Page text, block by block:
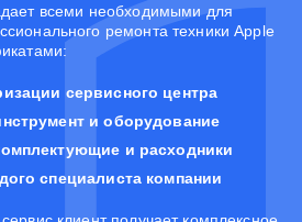
всеми необходимыми для
ремонта техники Apple
сервисного центра
и оборудование
и расходники
специалиста компании